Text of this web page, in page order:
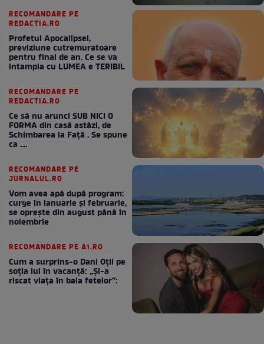
RECOMANDARE PE
REDACTIA.RO
Profetul Apocalipsei,
previziune cutremuratoare
pentru final de an. Ce se va
intampla cu LUMEA e TERIBIL
RECOMANDARE PE
REDACTIA.RO
Ce să nu arunci SUB NICI O
FORMA din casă astăzi, de
Schimbarea la Față . Se spune
ca ....
RECOMANDARE PE
JURNALUL.RO
Vom avea apă după program:
curge în ianuarie și februarie,
se oprește din august până în
noiembrie
RECOMANDARE PE A1.RO
Cum a surprins-o Dani Oțil pe
soția lui în vacanță: „Și-a
riscat viața în baia fetelor”: